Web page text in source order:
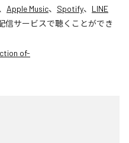
Apple Music、 Spotify、 LINE
信サービスで聴くことができ
of-